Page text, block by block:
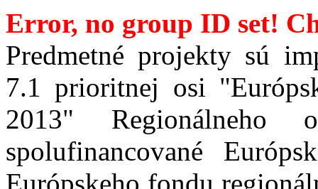
Error, no group ID set!
Predmetné projekty sú
7.1 prioritnej osi
2013" Regionálneho
spolufinancované